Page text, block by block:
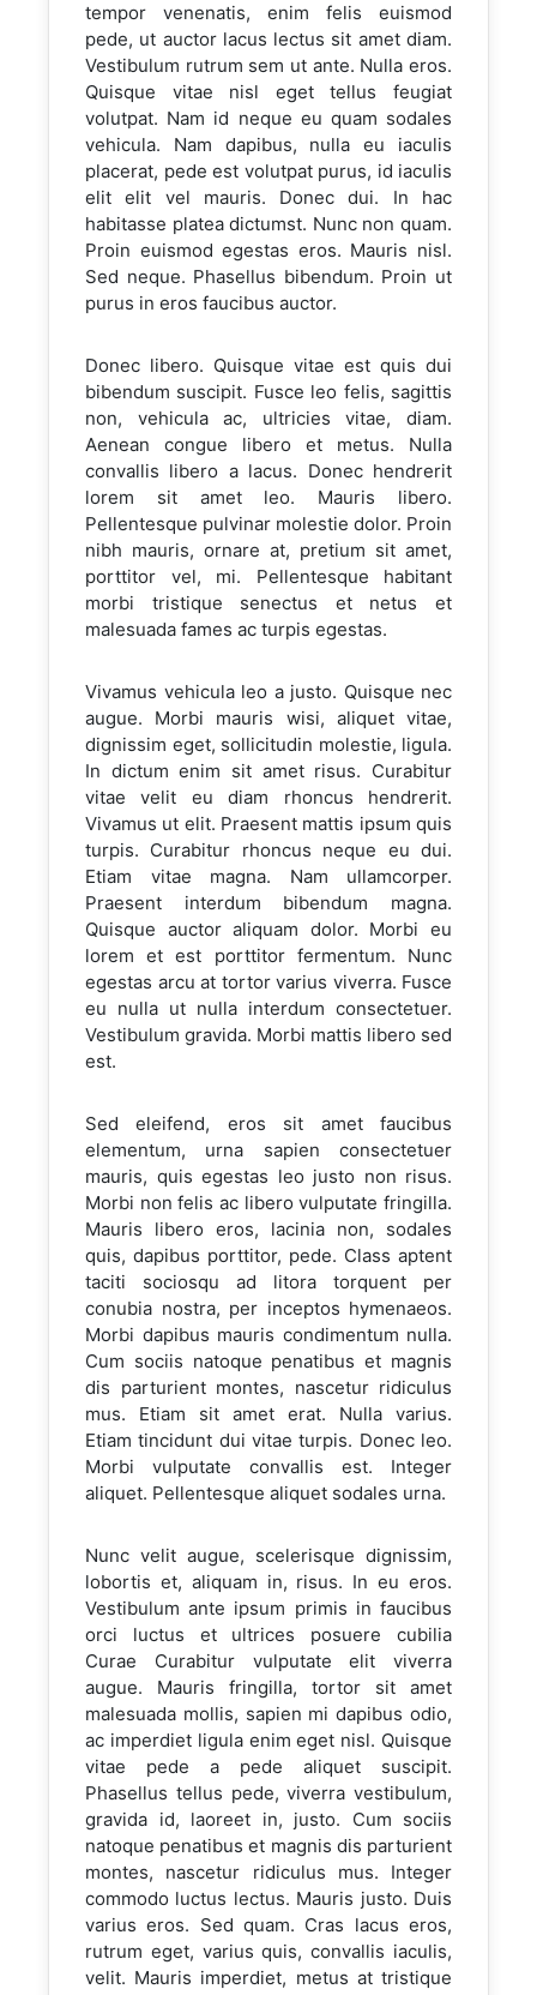
tempor venenatis, enim felis euismod
pede, ut auctor lacus lectus sit amet diam.
Vestibulum rutrum sem ut ante. Nulla eros.
Quisque vitae nisl eget tellus feugiat
volutpat. Nam id neque eu quam sodales
vehicula. Nam dapibus, nulla eu iaculis
placerat, pede est volutpat purus, id iaculis
elit elit vel mauris. Donec dui. In hac
habitasse platea dictumst. Nunc non quam.
Proin euismod egestas eros. Mauris nisl.
Sed neque. Phasellus bibendum. Proin ut
purus in eros faucibus auctor.
Donec libero. Quisque vitae est quis dui
bibendum suscipit. Fusce leo felis, sagittis
non, vehicula ac, ultricies vitae, diam.
Aenean congue libero et metus. Nulla
convallis libero a lacus. Donec hendrerit
lorem sit amet leo. Mauris libero.
Pellentesque pulvinar molestie dolor. Proin
nibh mauris, ornare at, pretium sit amet,
porttitor vel, mi. Pellentesque habitant
morbi tristique senectus et netus et
malesuada fames ac turpis egestas.
Vivamus vehicula leo a justo. Quisque nec
augue. Morbi mauris wisi, aliquet vitae,
dignissim eget, sollicitudin molestie, ligula.
In dictum enim sit amet risus. Curabitur
vitae velit eu diam rhoncus hendrerit.
Vivamus ut elit. Praesent mattis ipsum quis
turpis. Curabitur rhoncus neque eu dui.
Etiam vitae magna. Nam ullamcorper.
Praesent interdum bibendum magna.
Quisque auctor aliquam dolor. Morbi eu
lorem et est porttitor fermentum. Nunc
egestas arcu at tortor varius viverra. Fusce
eu nulla ut nulla interdum consectetuer.
Vestibulum gravida. Morbi mattis libero sed
est.
Sed eleifend, eros sit amet faucibus
elementum, urna sapien consectetuer
mauris, quis egestas leo justo non risus.
Morbi non felis ac libero vulputate fringilla.
Mauris libero eros, lacinia non, sodales
quis, dapibus porttitor, pede. Class aptent
taciti sociosqu ad litora torquent per
conubia nostra, per inceptos hymenaeos.
Morbi dapibus mauris condimentum nulla.
Cum sociis natoque penatibus et magnis
dis parturient montes, nascetur ridiculus
mus. Etiam sit amet erat. Nulla varius.
Etiam tincidunt dui vitae turpis. Donec leo.
Morbi vulputate convallis est. Integer
aliquet. Pellentesque aliquet sodales urna.
Nunc velit augue, scelerisque dignissim,
lobortis et, aliquam in, risus. In eu eros.
Vestibulum ante ipsum primis in faucibus
orci luctus et ultrices posuere cubilia
Curae Curabitur vulputate elit viverra
augue. Mauris fringilla, tortor sit amet
malesuada mollis, sapien mi dapibus odio,
ac imperdiet ligula enim eget nisl. Quisque
vitae pede a pede aliquet suscipit.
Phasellus tellus pede, viverra vestibulum,
gravida id, laoreet in, justo. Cum sociis
natoque penatibus et magnis dis parturient
montes, nascetur ridiculus mus. Integer
commodo luctus lectus. Mauris justo. Duis
varius eros. Sed quam. Cras lacus eros,
rutrum eget, varius quis, convallis iaculis,
velit. Mauris imperdiet, metus at tristique